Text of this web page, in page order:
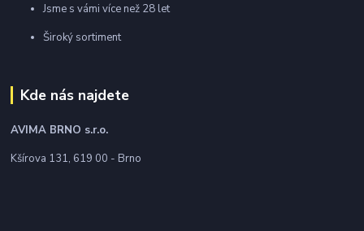
Jsme s vámi více než 28 let
Široký sortiment
Kde nás najdete
AVIMA BRNO s.r.o.
Kšírova 131, 619 00 - Brno